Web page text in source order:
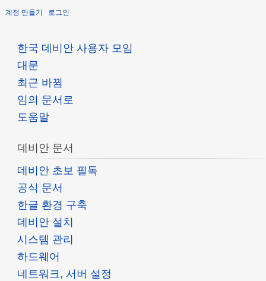
계정 만들기 로그인
한국 데비안 사용자 모임
대문
최근 바뀜
임의 문서로
도움말
데비안 문서
데비안 초보 필독
공식 문서
한글 환경 구축
데비안 설치
시스템 관리
하드웨어
네트워크, 서버 설정